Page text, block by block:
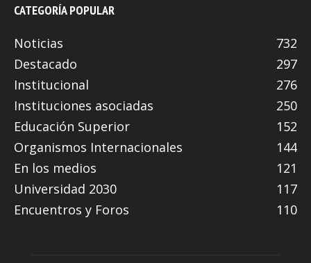
CATEGORÍA POPULAR
Noticias
732
Destacado
297
Institucional
276
Instituciones asociadas
250
Educación Superior
152
Organismos Internacionales
144
En los medios
121
Universidad 2030
117
Encuentros y Foros
110